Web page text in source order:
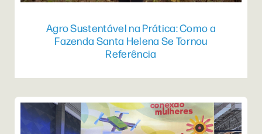
Agro Sustentável na Prática: Como a
Fazenda Santa Helena Se Tornou
Referência